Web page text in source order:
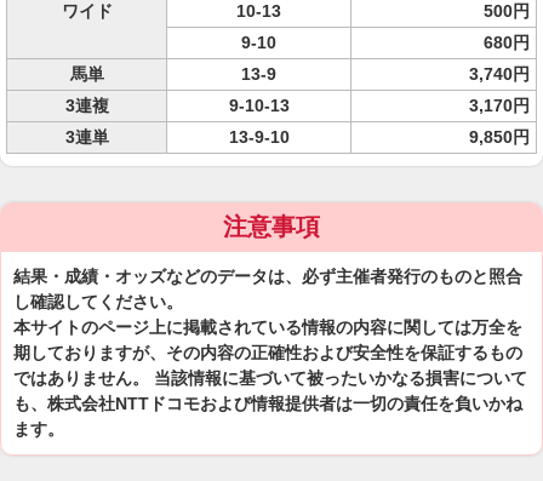
ワイド
10-13
500円
9-10
680円
馬単
13-9
3,740円
3連複
9-10-13
3,170円
3連単
13-9-10 9,850円
注意事項
結果・成績・オッズなどのデータは、必ず主催者発行のものと照合
し確認してください。
本サイトのページ上に掲載されている情報の内容に関しては万全を
期しておりますが、その内容の正確性および安全性を保証するもの
ではありません。 当該情報に基づいて被ったいかなる損害について
も、株式会社NTTドコモおよび情報提供者は一切の責任を負いかね
ます。